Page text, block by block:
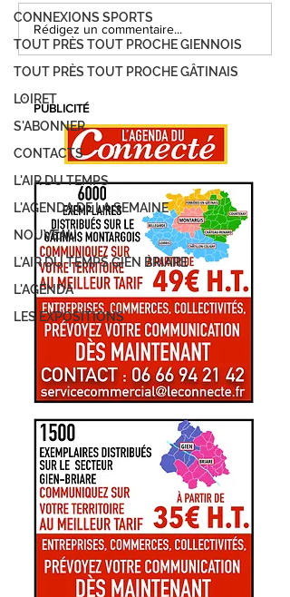
CONNEXIONS SPORTS
TOUT PRÈS TOUT PROCHE GIENNOIS
TOUT PRÈS TOUT PROCHE GÂTINAIS
LOIRET
S'ABONNER
CONTACTS
L'AIR DU TEMPS
L'AGENDA DE LA SEMAINE
NOUVEAU
L'AIR DU TEMPS GIEN BRIARE
L'AGENDA
LES EXPOSITIONS
FOIRE DE MONTARGIS, C'EST PARTI !
DEMANDEZ LE PROGRAMME...
Rédigez un commentaire...
PUBLICITÉ